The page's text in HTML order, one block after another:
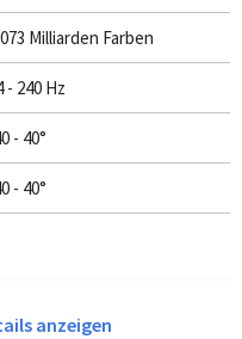
Milliarden Farben
- 240 Hz
- 40°
- 40°
anzeigen